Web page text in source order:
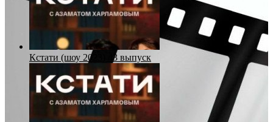
Кстати (шоу 2023) 43 выпуск